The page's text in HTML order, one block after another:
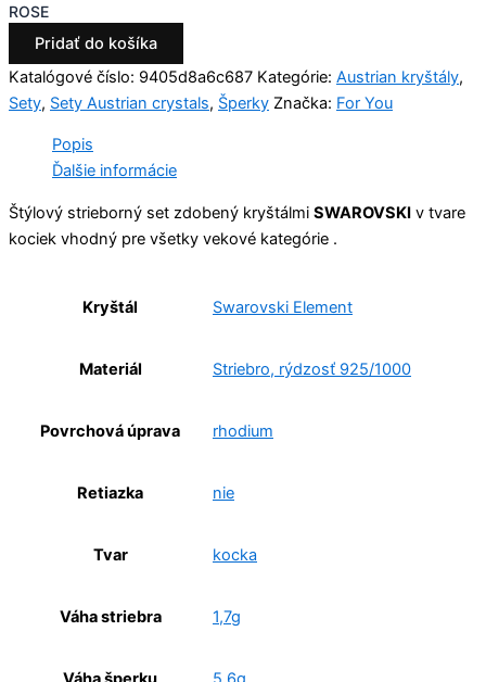
ROSE
Pridať do košíka
Katalógové číslo: 9405d8a6c687 Kategórie: Austrian kryštály,
Sety, Sety Austrian crystals, Šperky Značka: For You
Popis
Ďalšie informácie
Štýlový strieborný set zdobený kryštálmi SWAROVSKI v tvare
kociek vhodný pre všetky vekové kategórie .
Kryštál Swarovski Element
Materiál Striebro, rýdzosť 925/1000
Povrchová úprava rhodium
Retiazka nie
Tvar kocka
Váha striebra 1,7g